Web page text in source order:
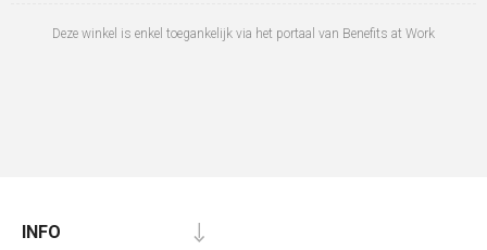
Deze winkel is enkel toegankelijk via het portaal van Benefits at Work
INFO